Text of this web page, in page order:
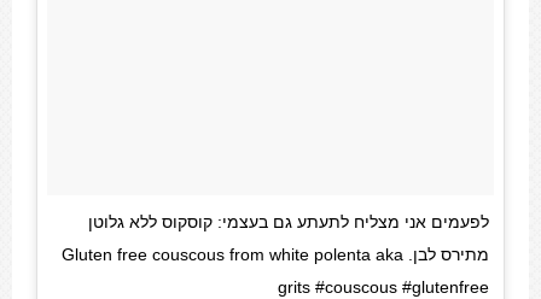
לפעמים אני מצליח לתעתע גם בעצמי: קוסקוס ללא גלוטן
מתירס לבן. Gluten free couscous from white polenta aka
grits #couscous #glutenfree